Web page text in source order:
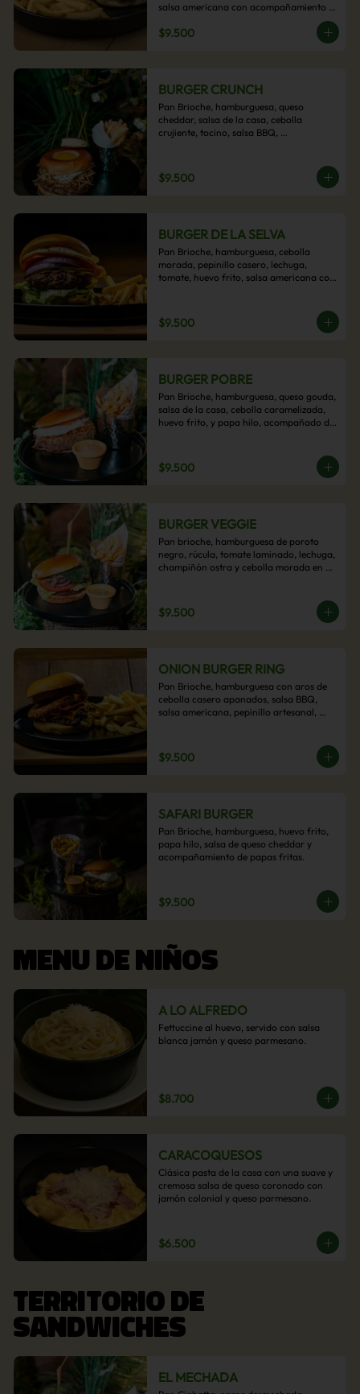
salsa americana con acompañamiento
$9.500
BURGER CRUNCH
Pan Brioche, hamburguesa, queso
cheddar, salsa de la casa, cebolla
crujiente, tocino, salsa BBQ,
$9.500
BURGER DE LA SELVA
Pan Brioche, hamburguesa, cebolla
morada, pepinillo casero, lechuga,
tomate, huevo frito, salsa americana con
$9.500
BURGER POBRE
Pan Brioche, hamburguesa, queso gouda,
salsa de la casa, cebolla caramelizada,
huevo frito, y papa hilo, acompañado de
$9.500
BURGER VEGGIE
Pan brioche, hamburguesa de poroto
negro, rúcula, tomate laminado, lechuga,
champiñón ostra y cebolla morada en
$9.500
ONION BURGER RING
Pan Brioche, hamburguesa con aros de
cebolla casero apanados, salsa BBQ,
salsa americana, pepinillo artesanal,
papas fritas.
$9.500
SAFARI BURGER
Pan Brioche, hamburguesa, huevo frito,
papa hilo, salsa de queso cheddar y
acompañamiento de papas fritas.
$9.500
MENU DE NIÑOS
A LO ALFREDO
Fettuccine al huevo, servido con salsa
blanca jamón y queso parmesano.
$8.700
CARACOQUESOS
Clásica pasta de la casa con una suave y
cremosa salsa de queso coronado con
jamón colonial y queso parmesano.
$6.500
TERRITORIO DE
SANDWICHES
EL MECHADA